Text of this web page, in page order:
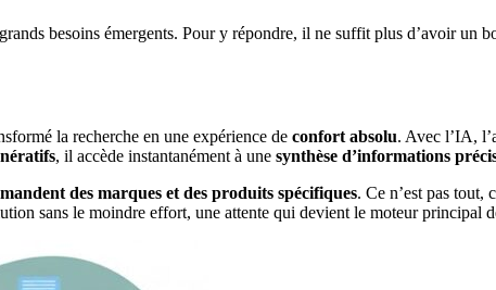
besoins émergents. Pour y répondre, il ne suffit plus d’avoir un
la recherche en une expérience de confort absolu. Avec l’IA,
, il accède instantanément à une synthèse d’informations
des marques et des produits spécifiques. Ce n’est pas tout,
sans le moindre effort, une attente qui devient le moteur principal